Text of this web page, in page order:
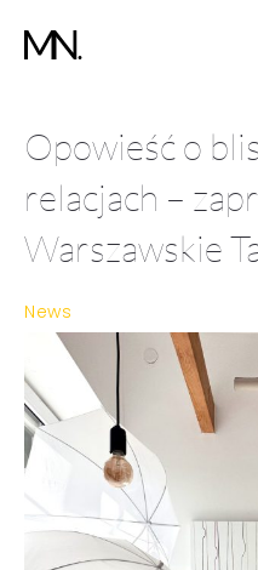
Opowieść o
relacjach –
Warszawskie
News